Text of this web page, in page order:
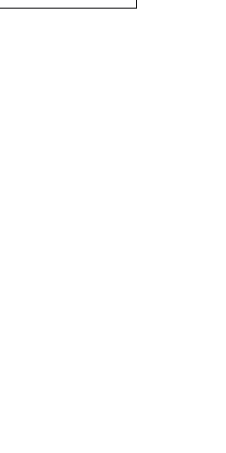
​Tarixin ən böyük saxtakarlığı:
yaradıcılığı milli